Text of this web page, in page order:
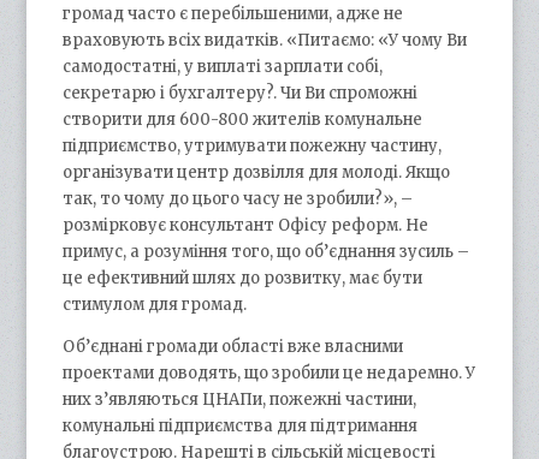
громад часто є перебільшеними, адже не
враховують всіх видатків. «Питаємо: «У чому Ви
самодостатні, у виплаті зарплати собі,
секретарю і бухгалтеру?. Чи Ви спроможні
створити для 600-800 жителів комунальне
підприємство, утримувати пожежну частину,
організувати центр дозвілля для молоді. Якщо
так, то чому до цього часу не зробили?», –
розмірковує консультант Офісу реформ. Не
примус, а розуміння того, що об’єднання зусиль –
це ефективний шлях до розвитку, має бути
стимулом для громад.
Об’єднані громади області вже власними
проектами доводять, що зробили це недаремно. У
них з’являються ЦНАПи, пожежні частини,
комунальні підприємства для підтримання
благоустрою. Нарешті в сільській місцевості